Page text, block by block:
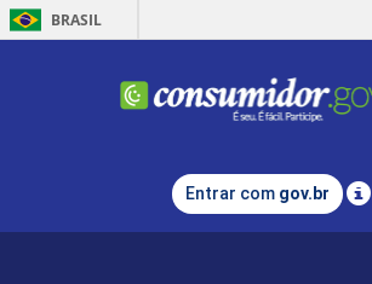
BRASIL
Entrar com gov.br